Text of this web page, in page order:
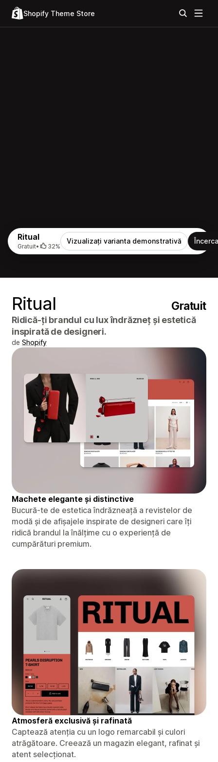
Shopify Theme Store
Ritual
Gratuit• 32%
Vizualizați varianta demonstrativă
Ritual Gratuit
Ridică-ți brandul cu lux îndrăzneț și estetică
inspirată de designeri.
de Shopify
Machete elegante și distinctive
Bucură-te de estetica îndrăzneață a revistelor de
modă și de afișajele inspirate de designeri care îți
ridică brandul la înălțime cu o experiență de
cumpărături premium.
Atmosferă exclusivă și rafinată
Captează atenția cu un logo remarcabil și culori
atrăgătoare. Creează un magazin elegant, rafinat și
atent selecționat.